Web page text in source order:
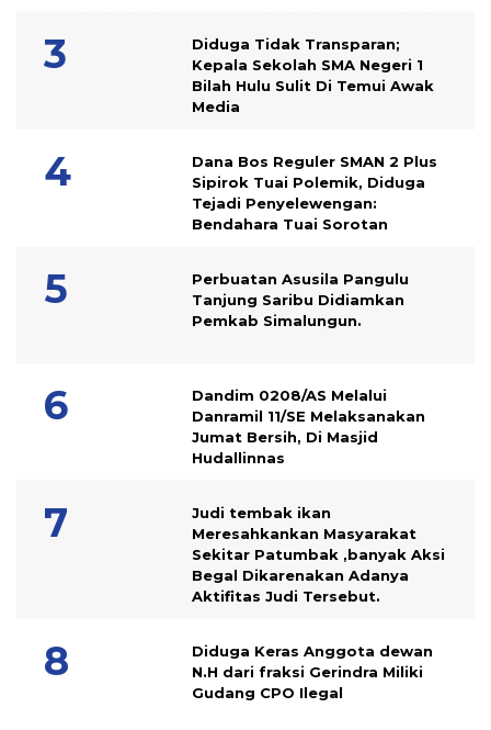
Diduga Tidak Transparan;
Kepala Sekolah SMA Negeri 1
Bilah Hulu Sulit Di Temui Awak
Media
Dana Bos Reguler SMAN 2 Plus
Sipirok Tuai Polemik, Diduga
Tejadi Penyelewengan:
Bendahara Tuai Sorotan
Perbuatan Asusila Pangulu
Tanjung Saribu Didiamkan
Pemkab Simalungun.
Dandim 0208/AS Melalui
Danramil 11/SE Melaksanakan
Jumat Bersih, Di Masjid
Hudallinnas
Judi tembak ikan
Meresahkankan Masyarakat
Sekitar Patumbak ,banyak Aksi
Begal Dikarenakan Adanya
Aktifitas Judi Tersebut.
Diduga Keras Anggota dewan
N.H dari fraksi Gerindra Miliki
Gudang CPO Ilegal